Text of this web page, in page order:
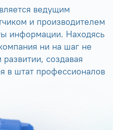
ведущим
и производителем
информации. Находясь
ни на шаг не
создавая
в штат профессионалов